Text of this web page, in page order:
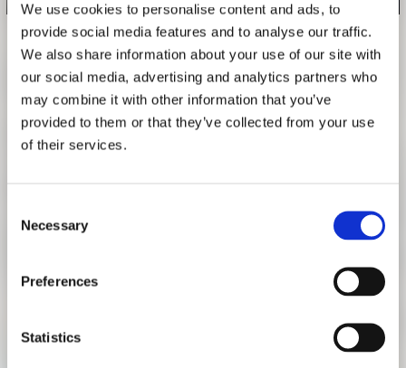
We use cookies to personalise content and ads, to
provide social media features and to analyse our traffic.
We also share information about your use of our site with
our social media, advertising and analytics partners who
may combine it with other information that you’ve
provided to them or that they’ve collected from your use
of their services.
Selection
Necessary
Preferences
Statistics
FORSCHUNG
TEAM
FREUNDESKREIS ARCHITEKTURMUSEUM TUM
LIVE TALKS
09. JULI 2020, 18.30 UHR
Anlässlich der Ausstellung "Experience in Action"gibt es an
über Themen der Evaluation und der Ethik von solchen
Lehrmethode zu einer Reform der Architekturausbildung
beitragen kann. Die Gespräche finden vor allem auf
Ort | Instagram @architekturmuseum_tum